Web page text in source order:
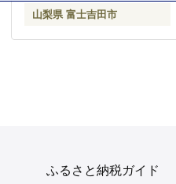
山梨県 富士吉田市
ふるさと納税ガイド